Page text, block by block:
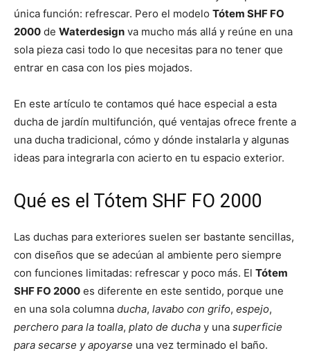
r
e
n
r
)
r
e
n
r
e
n
t r
e
n
r
e
n
única función: refrescar. Pero el modelo Tótem SHF FO
2000 de Waterdesign va mucho más allá y reúne en una
sola pieza casi todo lo que necesitas para no tener que
entrar en casa con los pies mojados.
En este artículo te contamos qué hace especial a esta
ducha de jardín multifunción, qué ventajas ofrece frente a
una ducha tradicional, cómo y dónde instalarla y algunas
ideas para integrarla con acierto en tu espacio exterior.
Qué es el Tótem SHF FO 2000
Las duchas para exteriores suelen ser bastante sencillas,
con diseños que se adecúan al ambiente pero siempre
con funciones limitadas: refrescar y poco más. El Tótem
SHF FO 2000 es diferente en este sentido, porque une
en una sola columna ducha, lavabo con grifo, espejo,
perchero para la toalla, plato de ducha y una superficie
para secarse y apoyarse una vez terminado el baño.